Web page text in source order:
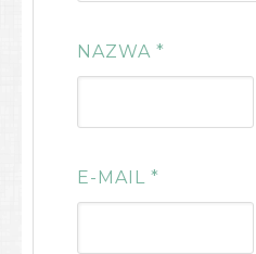
NAZWA*
E-MAIL*